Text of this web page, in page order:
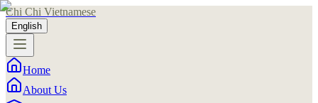
Chi Chi Vietnamese
English
Home
About Us